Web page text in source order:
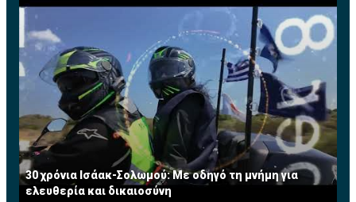
30 χρόνια Ισάακ-Σολωμού: Με οδηγό τη μνήμη για
ελευθερία και δικαιοσύνη